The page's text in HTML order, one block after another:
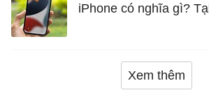
iPhone có nghĩa gì?
Xem thêm